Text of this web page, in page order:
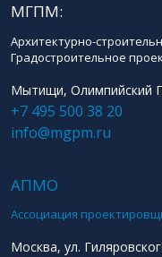
МГПМ:
Архитектурно-
Градостроительное
Мытищи, Олимпийский
+7 495 500 38 20
info@mgpm.ru
АПМО
Ассоциация
Москва, ул.